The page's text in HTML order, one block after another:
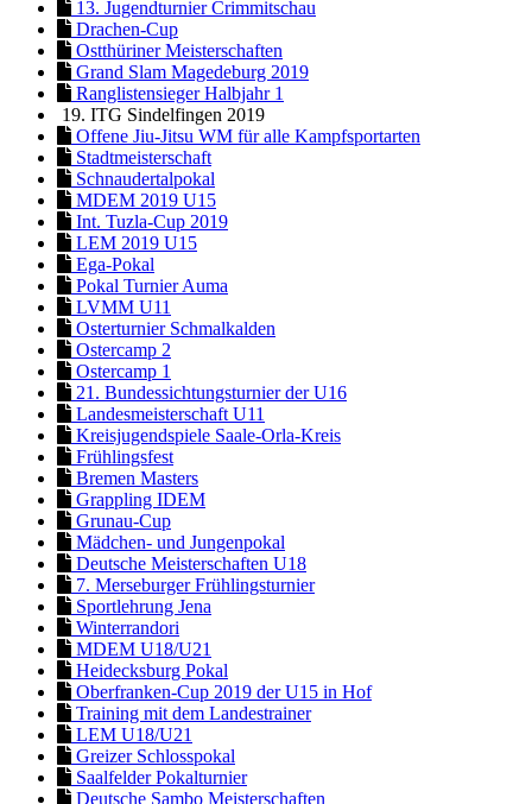
13. Jugendturnier Crimmitschau
Drachen-Cup
Ostthüriner Meisterschaften
Grand Slam Magedeburg 2019
Ranglistensieger Halbjahr 1
19. ITG Sindelfingen 2019
Offene Jiu-Jitsu WM für alle Kampfsportarten
Stadtmeisterschaft
Schnaudertalpokal
MDEM 2019 U15
Int. Tuzla-Cup 2019
LEM 2019 U15
Ega-Pokal
Pokal Turnier Auma
LVMM U11
Osterturnier Schmalkalden
Ostercamp 2
Ostercamp 1
21. Bundessichtungsturnier der U16
Landesmeisterschaft U11
Kreisjugendspiele Saale-Orla-Kreis
Frühlingsfest
Bremen Masters
Grappling IDEM
Grunau-Cup
Mädchen- und Jungenpokal
Deutsche Meisterschaften U18
7. Merseburger Frühlingsturnier
Sportlehrung Jena
Winterrandori
MDEM U18/U21
Heidecksburg Pokal
Oberfranken-Cup 2019 der U15 in Hof
Training mit dem Landestrainer
LEM U18/U21
Greizer Schlosspokal
Saalfelder Pokalturnier
Deutsche Sambo Meisterschaften